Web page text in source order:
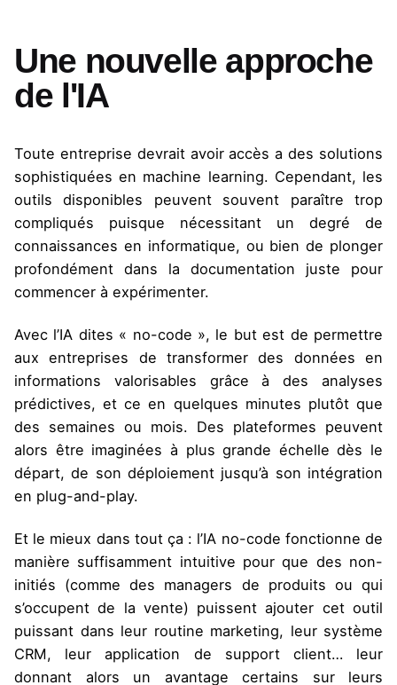
Une nouvelle approche
de l'IA
Toute entreprise devrait avoir accès a des solutions
sophistiquées en machine learning. Cependant, les
outils disponibles peuvent souvent paraître trop
compliqués puisque nécessitant un degré de
connaissances en informatique, ou bien de plonger
profondément dans la documentation juste pour
commencer à expérimenter.
Avec l’IA dites « no-code », le but est de permettre
aux entreprises de transformer des données en
informations valorisables grâce à des analyses
prédictives, et ce en quelques minutes plutôt que
des semaines ou mois. Des plateformes peuvent
alors être imaginées à plus grande échelle dès le
départ, de son déploiement jusqu’à son intégration
en plug-and-play.
Et le mieux dans tout ça : l’IA no-code fonctionne de
manière suffisamment intuitive pour que des non-
initiés (comme des managers de produits ou qui
s’occupent de la vente) puissent ajouter cet outil
puissant dans leur routine marketing, leur système
CRM, leur application de support client… leur
donnant alors un avantage certains sur leurs